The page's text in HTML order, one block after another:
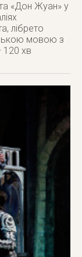
«Дон Жуан» у
лібрето
мовою з
120 хв